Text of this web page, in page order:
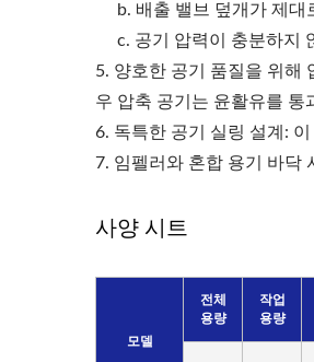
b. 배출 밸브 덮개가 제대
c. 공기 압력이 충분하지
5. 양호한 공기 품질을 위해
우 압축 공기는 윤활유를 통
6. 독특한 공기 실링 설계:
7. 임펠러와 혼합 용기 바닥
사양 시트
모델
전체
용량
작업
용량
롤러 콤팩터